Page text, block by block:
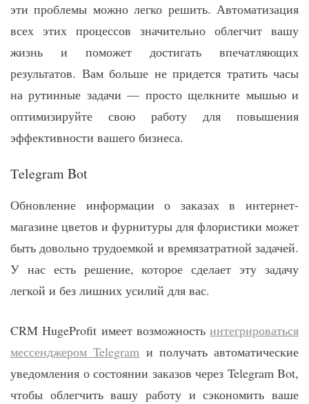
эти проблемы можно легко решить. Автоматизация
всех этих процессов значительно облегчит вашу
жизнь и поможет достигать впечатляющих
результатов. Вам больше не придется тратить часы
на рутинные задачи — просто щелкните мышью и
оптимизируйте свою работу для повышения
эффективности вашего бизнеса.
Тelegram Bot
Обновление информации о заказах в интернет-
магазине цветов и фурнитуры для флористики может
быть довольно трудоемкой и времязатратной задачей.
У нас есть решение, которое сделает эту задачу
легкой и без лишних усилий для вас.
CRM HugeProfit имеет возможность интегрироваться
мессенджером Telegram и получать автоматические
уведомления о состоянии заказов через Telegram Bot,
чтобы облегчить вашу работу и сэкономить ваше